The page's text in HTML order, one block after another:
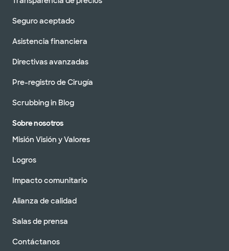
Seguro aceptado
Asistencia financiera
Directivas avanzadas
Pre-registro de Cirugía
Scrubbing in Blog
Sobre nosotros
Misión Visión y Valores
Logros
Impacto comunitario
Alianza de calidad
Salas de prensa
Contáctanos